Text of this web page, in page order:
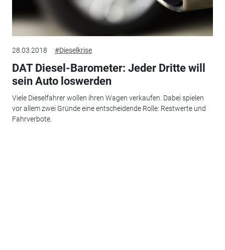
28.03.2018 #Dieselkrise
DAT Diesel-Barometer: Jeder Dritte will
sein Auto loswerden
Viele Dieselfahrer wollen ihren Wagen verkaufen. Dabei spielen
vor allem zwei Gründe eine entscheidende Rolle: Restwerte und
Fahrverbote.